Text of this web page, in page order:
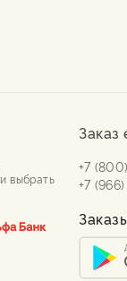
выбрать
Заказ
+7
+7